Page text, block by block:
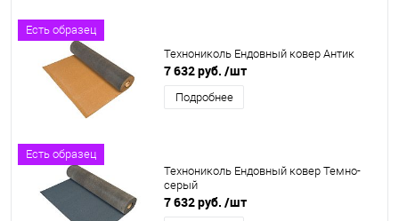
Есть образец
Технониколь Ендовный ковер Антик
7 632 руб. /шт
Подробнее
Есть образец
Технониколь Ендовный ковер Темно-
серый
7 632 руб. /шт